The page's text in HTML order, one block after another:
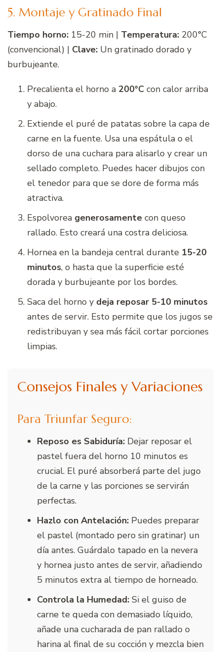
5. Montaje y Gratinado Final
Tiempo horno: 15-20 min | Temperatura: 200°C
(convencional) | Clave: Un gratinado dorado y
burbujeante.
Precalienta el horno a 200°C con calor arriba
y abajo.
Extiende el puré de patatas sobre la capa de
carne en la fuente. Usa una espátula o el
dorso de una cuchara para alisarlo y crear un
sellado completo. Puedes hacer dibujos con
el tenedor para que se dore de forma más
atractiva.
Espolvorea generosamente con queso
rallado. Esto creará una costra deliciosa.
Hornea en la bandeja central durante 15-20
minutos, o hasta que la superficie esté
dorada y burbujeante por los bordes.
Saca del horno y deja reposar 5-10 minutos
antes de servir. Esto permite que los jugos se
redistribuyan y sea más fácil cortar porciones
limpias.
Consejos Finales y Variaciones
Para Triunfar Seguro:
Reposo es Sabiduría: Dejar reposar el
pastel fuera del horno 10 minutos es
crucial. El puré absorberá parte del jugo
de la carne y las porciones se servirán
perfectas.
Hazlo con Antelación: Puedes preparar
el pastel (montado pero sin gratinar) un
día antes. Guárdalo tapado en la nevera
y hornea justo antes de servir, añadiendo
5 minutos extra al tiempo de horneado.
Controla la Humedad: Si el guiso de
carne te queda con demasiado líquido,
añade una cucharada de pan rallado o
harina al final de su cocción y mezcla bien